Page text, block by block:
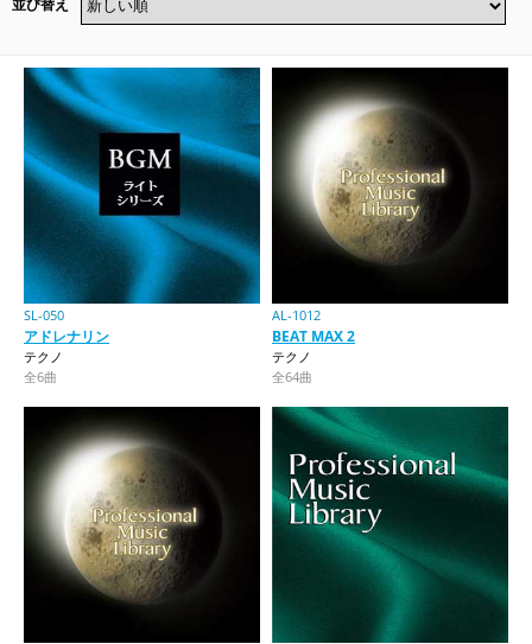
並び替え
SL-050
アドレナリン
テクノ
全6曲
AL-1012
BEAT MAX 2
テクノ
全64曲